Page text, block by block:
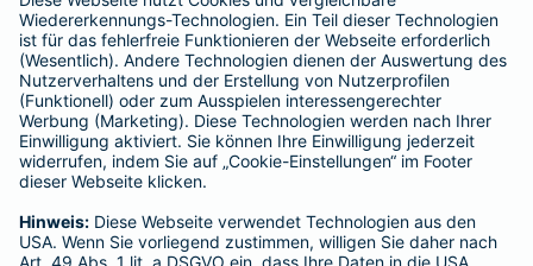
BELIEBTE SEITEN
Kranken-Zusatzversicherung
Tierversicherungen
Haftpflichtversicherung
Hausratversicherung
Adresse ändern